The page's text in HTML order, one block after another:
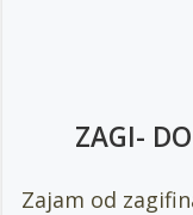
ZAGI-
Zajam od